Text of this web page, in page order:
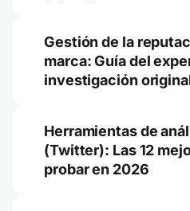
Gestión de la
marca: Guía del
investigación
Herramientas de
(Twitter): Las 12
probar en 2026